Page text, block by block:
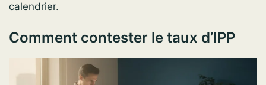
calendrier.
Comment contester le taux d’IPP